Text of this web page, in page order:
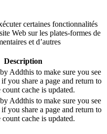
certaines fonctionnalités
Web sur les plates-formes de
et d’autres
Description
Addthis to make sure you see
you share a page and return to
cache is updated.
Addthis to make sure you see
you share a page and return to
cache is updated.